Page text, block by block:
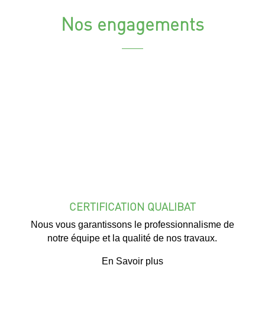
Nos engagements
CERTIFICATION QUALIBAT
Nous vous garantissons le professionnalisme de
notre équipe et la qualité de nos travaux.
En Savoir plus